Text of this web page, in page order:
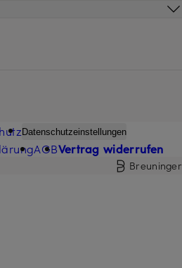
Datenschutzeinstellungen
AGBVertrag widerrufen
Breuninger